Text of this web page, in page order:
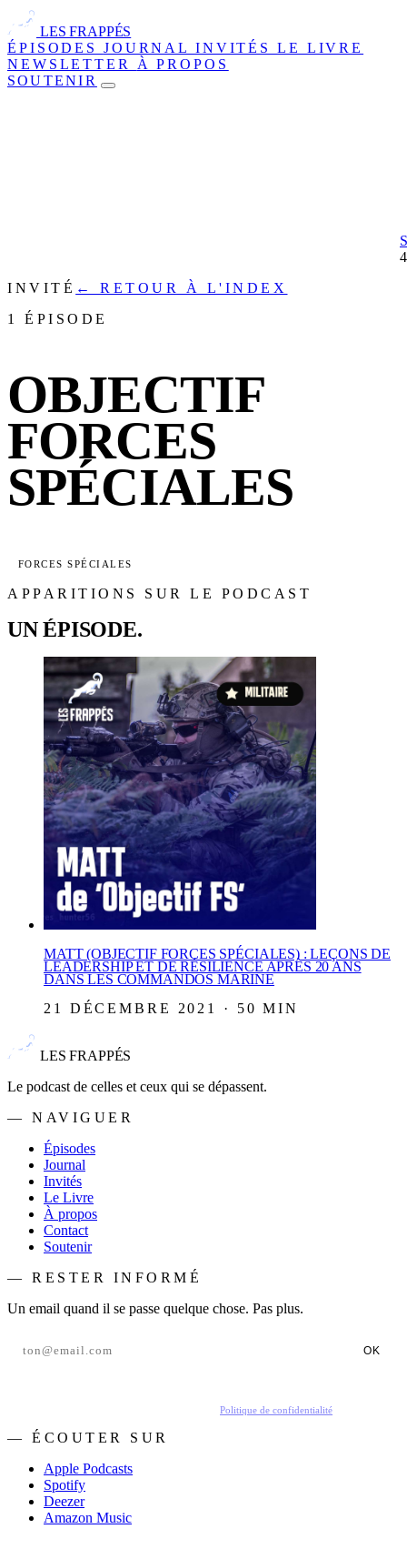
LES FRAPPÉS
ÉPISODES JOURNAL INVITÉSLE LIVRE
NEWSLETTER À PROPOS
SOUTENIR
INVITÉ ← RETOUR À L'INDEX
1 ÉPISODE
OBJECTIF
FORCES
SPÉCIALES
FORCES SPÉCIALES
APPARITIONS SUR LE PODCAST
UN ÉPISODE.
MATT (OBJECTIF FORCES SPÉCIALES) : LEÇONS DE
LEADERSHIP ET DE RÉSILIENCE APRÈS 20 ANS
DANS LES COMMANDOS MARINE
21 DÉCEMBRE 2021 · 50 MIN
LES FRAPPÉS
Le podcast de celles et ceux qui se dépassent.
— NAVIGUER
Épisodes
Journal
Invités
Le Livre
À propos
Contact
Soutenir
— RESTER INFORMÉ
Un email quand il se passe quelque chose. Pas plus.
OK
Politique de confidentialité
— ÉCOUTER SUR
Apple Podcasts
Spotify
Deezer
Amazon Music